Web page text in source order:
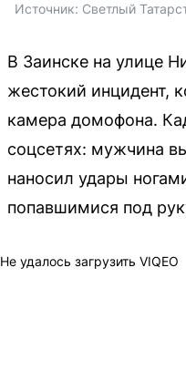
Источник: Светлый
В Заинске на улице
жестокий инцидент,
камера домофона.
соцсетях: мужчина
наносил удары
попавшимися под
Не удалось загрузить VIQEO